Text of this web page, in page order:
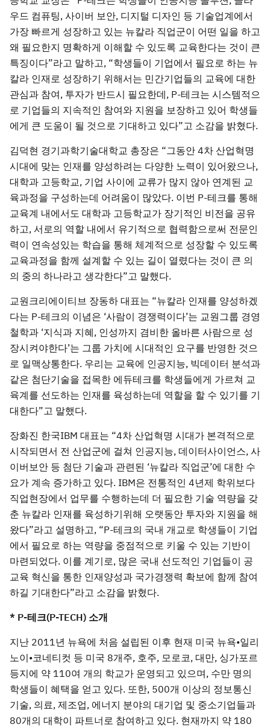
우드 컴퓨팅, 사이버 보안, 디지털 디자인 등 기술업계에서
가장 빠르게 성장하고 있는 뉴칼라 직업군이 어떤 일을 하고
왜 필요한지 명확하게 이해할 수 있도록 교육한다는 것이 큰
특징이다”라고 말하고, “학생들이 기업에서 필요로 하는 뉴
칼라 인재로 성장하기 위해서는 민간기업들의 교육에 대한
관심과 참여, 투자가 반드시 필요한데, P-테크는 시스템적으
로 기업들의 지속적인 참여와 지원을 보장하고 있어 학생들
에게 큰 도움이 될 것으로 기대하고 있다”고 소감을 밝혔다.
김덕현 경기과학기술대학교 총장은 “그동안 4차 산업혁명
시대에 맞는 인재를 양성하려는 다양한 노력이 있어왔으나,
대학과 고등학교, 기업 사이에 교류가 많지 않아 연계된 교
육과정을 구성하는데 어려움이 많았다. 이번 P-테크를 통해
교육계 내에서도 대학과 고등학교가 장기적인 비전을 공유
하고, 서로의 역할 내에서 유기적으로 협력함으로써 전문인
력이 연속성있는 학습을 통해 체계적으로 성장할 수 있도록
교육과정을 함께 설계할 수 있는 길이 열렸다는 것이 큰 의
의 중의 하나라고 생각한다”고 말했다.
교원크리에이티브 장동하 대표는 “뉴칼라 인재를 양성하겠
다는 P-테크의 이념은 ‘사람이 경쟁력이다’는 교원그룹 경영
철학과 ‘지식과 지혜, 인성까지 겸비한 올바른 사람으로 성
장시켜야한다’는 그룹 가치에 시대적인 요구를 반영한 것으
로 일맥상통한다. 우리는 교육에 인공지능, 빅데이터 분석과
같은 첨단기술을 접목한 에듀테크를 학생들에게 가르쳐 교
육계를 선도하는 인재를 육성하는데 역할을 할 수 있기를 기
대한다”고 말했다.
장화진 한국IBM 대표는 “4차 산업혁명 시대가 본격적으로
시작되면서 전 산업군에 걸쳐 인공지능, 데이터사이언스, 사
이버보안 등 첨단 기술과 관련된 ‘뉴칼라 직업군’에 대한 수
요가 계속 증가하고 있다. IBM은 전통적인 4년제 학위보다
직업현장에서 업무를 수행하는데 더 필요한 기술 역량을 갖
춘 뉴칼라 인재를 육성하기위해 오랫동안 투자와 지원을 해
왔다”라고 설명하고, “P-테크의 국내 개교로 학생들이 기업
에서 필요로 하는 역량을 중점적으로 키울 수 있는 기반이
마련되었다. 이를 계기로, 많은 국내 선도적인 기업들이 공
교육 혁신을 통한 인재양성과 국가경쟁력 확보에 함께 참여
하길 기대한다”라고 소감을 밝혔다.
* P-테크(P-TECH) 소개
지난 2011년 뉴욕에 처음 설립된 이후 현재 미국 뉴욕•일리
노이•코네티컷 등 미국 8개주, 호주, 모로코, 대만, 싱가포르
등지에 약 110여 개의 학교가 운영되고 있으며, 수만 명의
학생들이 혜택을 얻고 있다. 또한, 500개 이상의 정보통신
기술, 의료, 제조업, 에너지 분야의 대기업 및 중소기업들과
80개의 대학이 파트너로 참여하고 있다. 현재까지 약 180